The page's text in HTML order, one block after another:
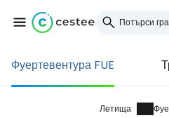
Фуертевентура FUE
Летища
Влезте в
... световната общност